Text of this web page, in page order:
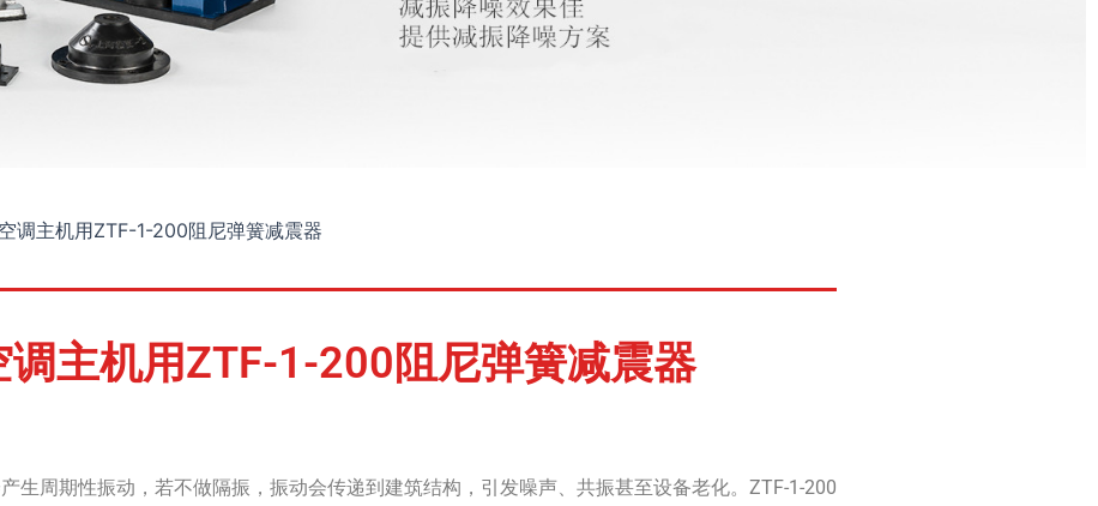
空调主机用ZTF-1-200阻尼弹簧减震器
调主机用ZTF-1-200阻尼弹簧减震器
生周期性振动，若不做隔振，振动会传递到建筑结构，引发噪声、共振甚至设备老化。ZTF-1-200